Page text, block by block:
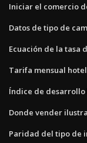
Iniciar el comercio
Datos de tipo de
Ecuación de la tasa
Tarifa mensual
Índice de desarrollo
Donde vender
Paridad del tipo de